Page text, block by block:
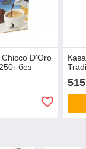
D'Oro
без
515